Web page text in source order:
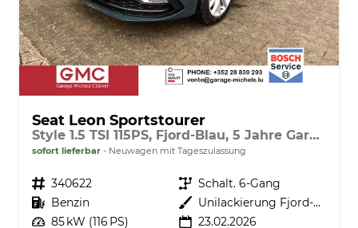
Seat Leon Sportstourer
Style 1.5 TSI 115PS, Fjord-Blau, 5 Jahre Garantie, 16" ALU, MATRIX-LED, Privacy-Glas, Winter-Paket, 3-Zonen-Climatronic, ParkAssist, Parksensoren v/h, Rückfahrkamera, Radio 10,4" + Full-Link, Tempomat, M-Lederlenkrad, variabler Ladeboden
sofort lieferbar Neuwagen mit Tageszulassung
Fahrzeugnr. 340622 Getriebe Schalt. 6-Gang
Kraftstoff Benzin Außenfarbe
Unilackierung Fjord-Blau (Vermerk: hohe Lackempfindlichkeit!)
Leistung 85 kW (116 PS) 23.02.2026